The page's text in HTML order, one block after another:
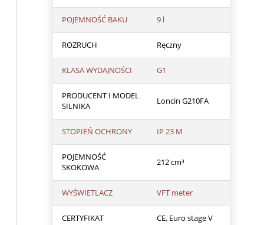
POJEMNOŚĆ BAKU 9 l
ROZRUCH Ręczny
KLASA WYDAJNOŚCI G1
PRODUCENT I MODEL
SILNIKA
Loncin G210FA
STOPIEŃ OCHRONY IP 23 M
POJEMNOŚĆ
SKOKOWA
212 cm³
WYŚWIETLACZ VFT meter
CERTYFIKAT CE, Euro stage V